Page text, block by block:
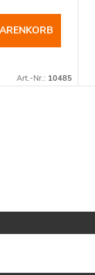
Art.-Nr.: 10485